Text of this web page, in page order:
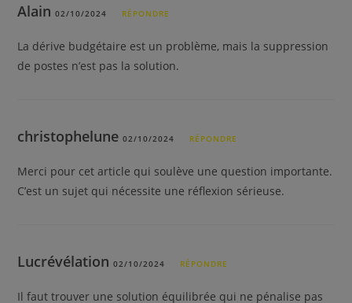
Alain02/10/2024 RÉPONDRE
La dérive budgétaire est un problème, mais la suppression
de postes n’est pas la solution.
christophelune02/10/2024 RÉPONDRE
Merci pour cet article qui soulève une question importante.
C’est un sujet qui nécessite une réflexion sérieuse.
Lucrévélation02/10/2024 RÉPONDRE
Il faut trouver une solution équilibrée qui ne pénalise pas